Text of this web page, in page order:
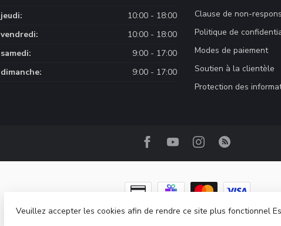
jeudi:
10:00 - 18:00
vendredi:
10:00 - 18:00
samedi:
9:00 - 17:00
dimanche:
9:00 - 17:00
Clause de non-
Politique de
Modes de paiement
Soutien à la clientèle
Protection des
© Copyright 2026 Camp Base.ca- Powered byLightspeed-Lightspeed
Veuillez accepter les cookies afin de rendre ce site plus fonctionnel